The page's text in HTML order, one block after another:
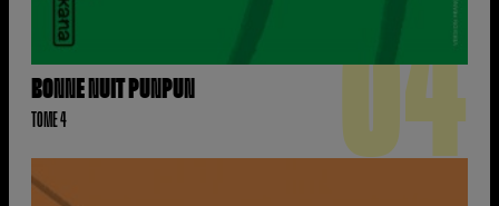
BONNE NUIT PUNPUN
TOME 4 04